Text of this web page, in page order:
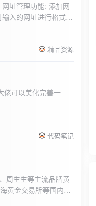
址管理功能: 添加网
入的网址进行格式验
下拉框，用户可以选
值为 60 秒。开始 /
后按照设置的监测间
如果请求失败，会进
录： 每次对网址进
日志会自动滚动到最
精品资源
佬可以美化完善一
代码笔记
周生生等主流品牌黄
黄金交易所等国内黄